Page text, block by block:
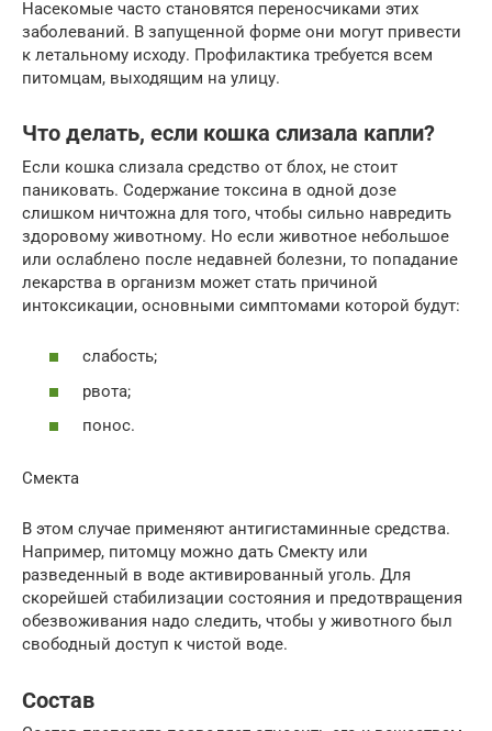
Насекомые часто становятся переносчиками этих
заболеваний. В запущенной форме они могут привести
к летальному исходу. Профилактика требуется всем
питомцам, выходящим на улицу.
Что делать, если кошка слизала капли?
Если кошка слизала средство от блох, не стоит
паниковать. Содержание токсина в одной дозе
слишком ничтожна для того, чтобы сильно навредить
здоровому животному. Но если животное небольшое
или ослаблено после недавней болезни, то попадание
лекарства в организм может стать причиной
интоксикации, основными симптомами которой будут:
слабость;
рвота;
понос.
Смекта
В этом случае применяют антигистаминные средства.
Например, питомцу можно дать Смекту или
разведенный в воде активированный уголь. Для
скорейшей стабилизации состояния и предотвращения
обезвоживания надо следить, чтобы у животного был
свободный доступ к чистой воде.
Состав